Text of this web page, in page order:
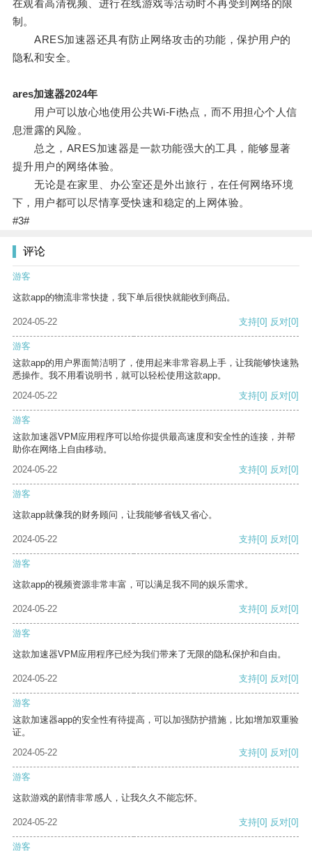
在观看高清视频、进行在线游戏等活动时不再受到网络的限
制。
ARES加速器还具有防止网络攻击的功能，保护用户的
隐私和安全。
ares加速器2024年
用户可以放心地使用公共Wi-Fi热点，而不用担心个人信
息泄露的风险。
总之，ARES加速器是一款功能强大的工具，能够显著
提升用户的网络体验。
无论是在家里、办公室还是外出旅行，在任何网络环境
下，用户都可以尽情享受快速和稳定的上网体验。
#3#
评论
游客
这款app的物流非常快捷，我下单后很快就能收到商品。
2024-05-22 支持[0] 反对[0]
游客
这款app的用户界面简洁明了，使用起来非常容易上手，让我能够快速熟
悉操作。我不用看说明书，就可以轻松使用这款app。
2024-05-22
支持[0] 反对[0]
游客
这款加速器VPM应用程序可以给你提供最高速度和安全性的连接，并帮
助你在网络上自由移动。
2024-05-22
支持[0] 反对[0]
游客
这款app就像我的财务顾问，让我能够省钱又省心。
2024-05-22 支持[0] 反对[0]
游客
这款app的视频资源非常丰富，可以满足我不同的娱乐需求。
2024-05-22 支持[0] 反对[0]
游客
这款加速器VPM应用程序已经为我们带来了无限的隐私保护和自由。
2024-05-22 支持[0] 反对[0]
游客
这款加速器app的安全性有待提高，可以加强防护措施，比如增加双重验
证。
2024-05-22
支持[0] 反对[0]
游客
这款游戏的剧情非常感人，让我久久不能忘怀。
2024-05-22 支持[0] 反对[0]
游客